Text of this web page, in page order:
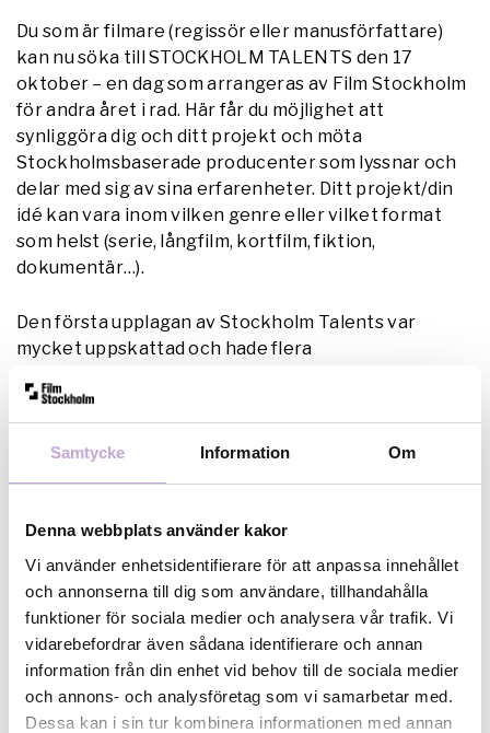
Samtycke Information Om
Denna webbplats använder kakor
Vi använder enhetsidentifierare för att anpassa innehållet
och annonserna till dig som användare, tillhandahålla
funktioner för sociala medier och analysera vår trafik. Vi
vidarebefordrar även sådana identifierare och annan
information från din enhet vid behov till de sociala medier
och annons- och analysföretag som vi samarbetar med.
Dessa kan i sin tur kombinera informationen med annan
Du som är filmare (regissör eller manusförfattare)
kan nu söka till STOCKHOLM TALENTS den 17
oktober – en dag som arrangeras av Film Stockholm
för andra året i rad. Här får du möjlighet att
synliggöra dig och ditt projekt och möta
Stockholmsbaserade producenter som lyssnar och
delar med sig av sina erfarenheter. Ditt projekt/din
idé kan vara inom vilken genre eller vilket format
som helst (serie, långfilm, kortfilm, fiktion,
dokumentär…).
Den första upplagan av Stockholm Talents var
mycket uppskattad och hade flera
beslutsfattare på plats. Nordisk Film, SF-Studios, B-
Reel, Viaplay, SVT, Filminstitutet, Verket, Två Träd,
Mantaray och Momento – för att nämna några.
utvecklingsinsats för bästa projekt som utses av en
jury. Du som söker ska ha erfarenhet av och en
seriös ambition att fortsätta inom filmens värld.
Läs mer och ansök här.